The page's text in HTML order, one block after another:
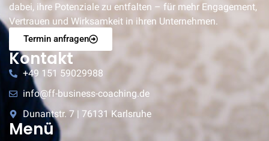
dabei, ihre Potenziale zu entfalten – für mehr Engagement,
Vertrauen und Wirksamkeit in ihren Unternehmen.
Termin anfragen
Kontakt
+49 151 59029988
info@ff-business-coaching.de
Dunantstr. 7 | 76131 Karlsruhe
Menü